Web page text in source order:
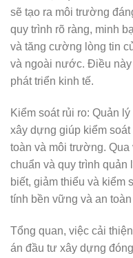
sẽ tạo ra môi trường
quy trình rõ ràng, minh
và tăng cường lòng tin
và ngoài nước. Điều này
phát triển kinh tế.
Kiểm soát rủi ro: Quản
xây dựng giúp kiểm
toàn và môi trường. Qua
chuẩn và quy trình quản
biết, giảm thiểu và kiểm
tính bền vững và an
Tổng quan, việc cải
án đầu tư xây dựng